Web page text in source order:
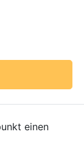
einen